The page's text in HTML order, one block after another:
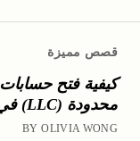
قصص مميزة
كيفية فتح
محدودة (LLC) في الولايات المتحدة لغير المقيمين
BY OLIVIA WONG